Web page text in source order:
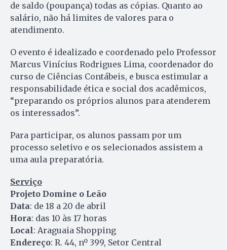
de saldo (poupança) todas as cópias. Quanto ao
salário, não há limites de valores para o
atendimento.
O evento é idealizado e coordenado pelo Professor
Marcus Vinícius Rodrigues Lima, coordenador do
curso de Ciências Contábeis, e busca estimular a
responsabilidade ética e social dos acadêmicos,
“preparando os próprios alunos para atenderem
os interessados”.
Para participar, os alunos passam por um
processo seletivo e os selecionados assistem a
uma aula preparatória.
Serviço
Projeto Domine o Leão
Data: de 18 a 20 de abril
Hora: das 10 às 17 horas
Local: Araguaia Shopping
Endereço: R. 44, nº 399, Setor Central